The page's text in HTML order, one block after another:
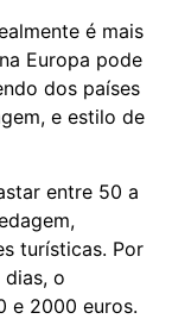
é mais
Europa pode
dos países
e estilo de
entre 50 a
turísticas. Por
o
e 2000 euros.